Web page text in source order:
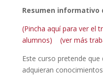
Resumen informativo
(Pincha aquí para ver el
alumnos)
(ver más
Este curso pretende
adquieran